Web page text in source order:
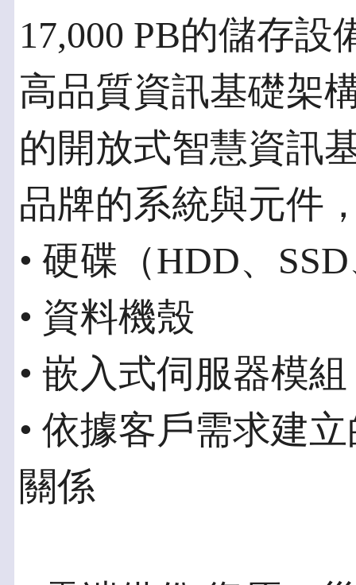
17,000 PB的儲存
高品質資訊基礎架
的開放式智慧資訊
品牌的系統與元件
• 硬碟（HDD、
• 資料機殼
• 嵌入式伺服器模組
• 依據客戶需求建
關係